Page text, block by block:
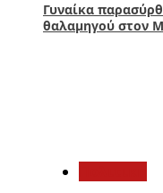
Γυναίκα
θαλαμηγού στον